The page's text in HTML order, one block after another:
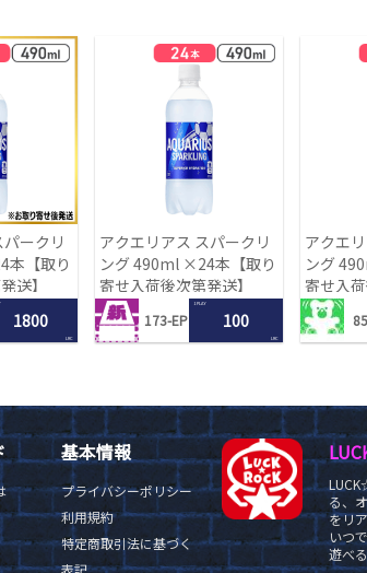
ークリ
本【取り
送】
1800
LRC
アクエリアス スパークリ
ング 490ml ×24本【取り
寄せ入荷後次第発送】
173-EP
1 PLAY
100
LRC
アクエ
ング
寄せ入荷
基本情報
プライバシーポリシー
利用規約
特定商取引法に基づく
表記
る、
をリ
いつ
遊べ